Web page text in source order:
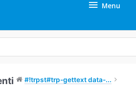
Menu
#!trpst#trp-gettext data-...